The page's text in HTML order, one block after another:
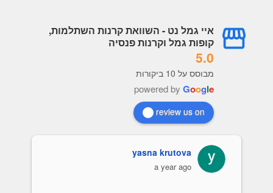
איי גמל נט - השוואת קרנות השתלמות,
קופות גמל וקרנות פנסיה
5.0
מבוסס על 10 ביקורות
powered by Google
review us on
yasna krutova
a year ago